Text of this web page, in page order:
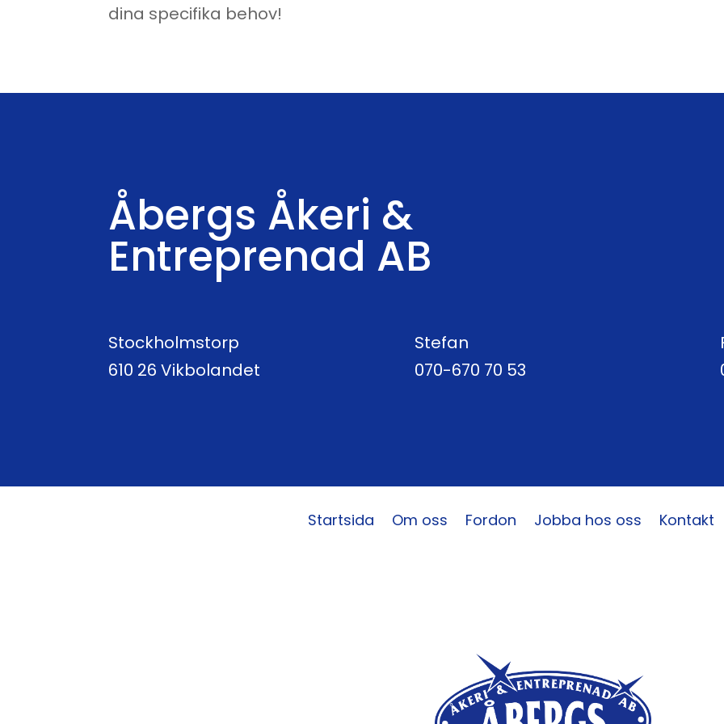
dina specifika behov!
Åbergs Åkeri &
Entreprenad AB
Stockholmstorp
610 26 Vikbolandet
Stefan
070-670 70 53
Startsida Om oss Fordon Jobba hos oss Kontakt